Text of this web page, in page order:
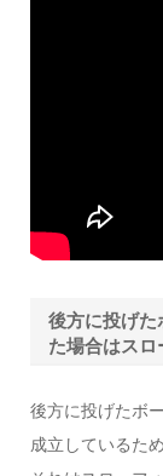
後方に投げ
た場合はス
後方に投げたボ
成立しているた